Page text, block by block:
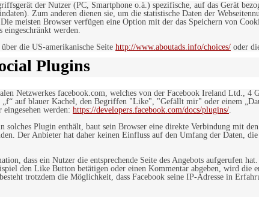
der Nutzer (PC, Smartphone o.ä.) spezifische, auf das Gerät
Zum anderen dienen sie, um die statistische Daten der
meisten Browser verfügen eine Option mit der das Speichern von
eingeschränkt werden.
die US-amerikanische Seite http://www.aboutads.info/choices/ oder
Plugins
Netzwerkes facebook.com, welches von der Facebook Ireland Ltd.,
„f“ auf blauer Kachel, den Begriffen "Like", "Gefällt mir" oder einem
werden: https://developers.facebook.com/docs/plugins/.
solches Plugin enthält, baut sein Browser eine direkte Verbindung mit
Der Anbieter hat daher keinen Einfluss auf den Umfang der Daten,
dass ein Nutzer die entsprechende Seite des Angebots aufgerufen
den Like Button betätigen oder einen Kommentar abgeben, wird
trotzdem die Möglichkeit, dass Facebook seine IP-Adresse in